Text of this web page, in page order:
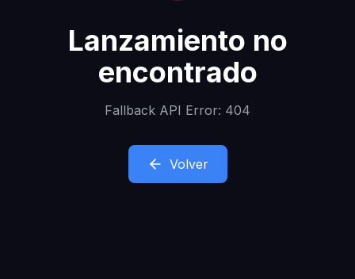
Lanzamiento no
encontrado
Fallback API Error: 404
Volver